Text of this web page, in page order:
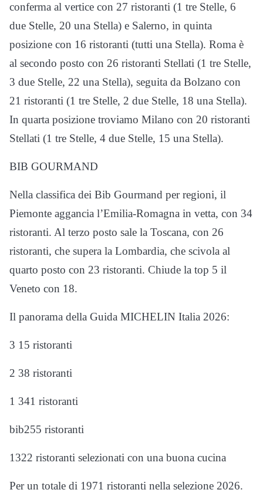
conferma al vertice con 27 ristoranti (1 tre Stelle, 6
due Stelle, 20 una Stella) e Salerno, in quinta
posizione con 16 ristoranti (tutti una Stella). Roma è
al secondo posto con 26 ristoranti Stellati (1 tre Stelle,
3 due Stelle, 22 una Stella), seguita da Bolzano con
21 ristoranti (1 tre Stelle, 2 due Stelle, 18 una Stella).
In quarta posizione troviamo Milano con 20 ristoranti
Stellati (1 tre Stelle, 4 due Stelle, 15 una Stella).
BIB GOURMAND
Nella classifica dei Bib Gourmand per regioni, il
Piemonte aggancia l’Emilia-Romagna in vetta, con 34
ristoranti. Al terzo posto sale la Toscana, con 26
ristoranti, che supera la Lombardia, che scivola al
quarto posto con 23 ristoranti. Chiude la top 5 il
Veneto con 18.
Il panorama della Guida MICHELIN Italia 2026:
3 15 ristoranti
2 38 ristoranti
1 341 ristoranti
bib255 ristoranti
1322 ristoranti selezionati con una buona cucina
Per un totale di 1971 ristoranti nella selezione 2026.